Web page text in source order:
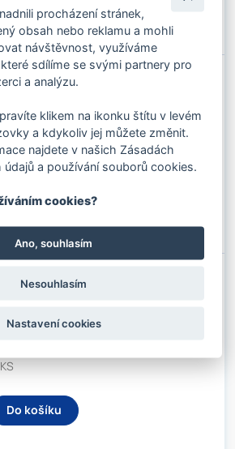
Do košíku
OČNICE 26 ZN DIN 6899B
4 KS
Do košíku
OČNICE 28 ZN DIN 6899B
Do košíku
procházení stránek,
obsah nebo reklamu a mohli
návštěvnost, využíváme
sdílíme se svými partnery pro
a analýzu.
klikem na ikonku štítu v levém
a kdykoliv jej můžete změnit.
najdete v našich Zásadách
a používání souborů cookies.
cookies?
Ano, souhlasím
Nesouhlasím
Nastavení cookies